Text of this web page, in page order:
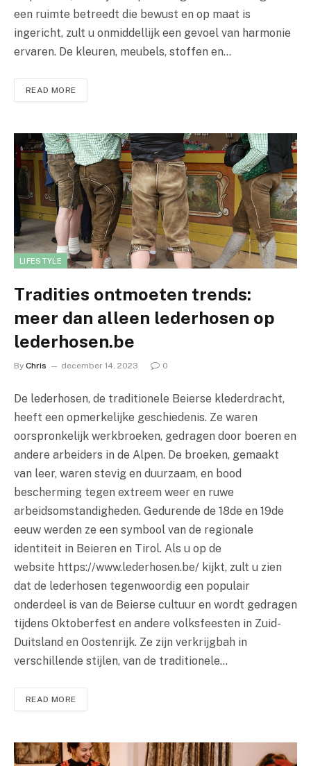
een ruimte betreedt die bewust en op maat is
ingericht, zult u onmiddellijk een gevoel van harmonie
ervaren. De kleuren, meubels, stoffen en…
READ MORE
LIFESTYLE
Tradities ontmoeten trends:
meer dan alleen lederhosen op
lederhosen.be
By Chris december 14, 2023 0
De lederhosen, de traditionele Beierse klederdracht,
heeft een opmerkelijke geschiedenis. Ze waren
oorspronkelijk werkbroeken, gedragen door boeren en
andere arbeiders in de Alpen. De broeken, gemaakt
van leer, waren stevig en duurzaam, en bood
bescherming tegen extreem weer en ruwe
arbeidsomstandigheden. Gedurende de 18de en 19de
eeuw werden ze een symbool van de regionale
identiteit in Beieren en Tirol. Als u op de
website https://www.lederhosen.be/ kijkt, zult u zien
dat de lederhosen tegenwoordig een populair
onderdeel is van de Beierse cultuur en wordt gedragen
tijdens Oktoberfest en andere volksfeesten in Zuid-
Duitsland en Oostenrijk. Ze zijn verkrijgbah in
verschillende stijlen, van de traditionele…
READ MORE